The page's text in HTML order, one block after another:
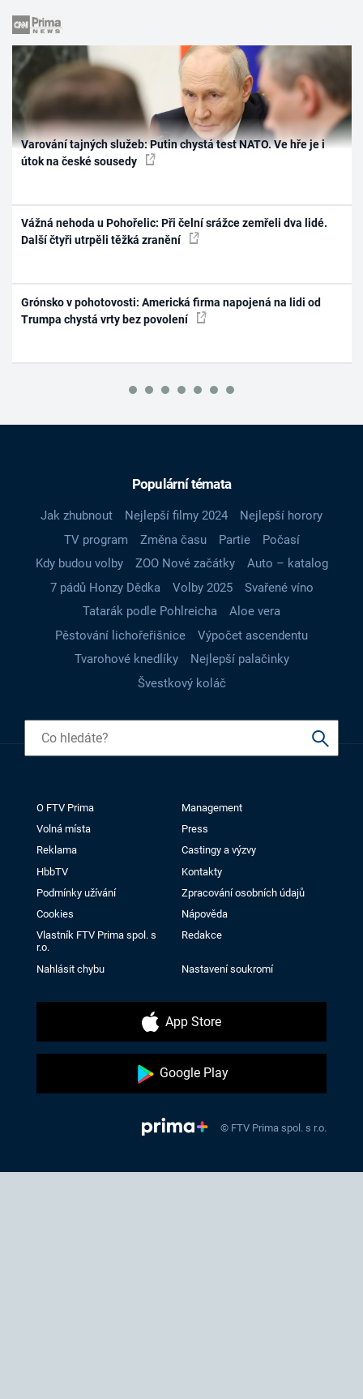
Varování tajných služeb: Putin chystá test NATO. Ve hře je i
útok na české sousedy
Vážná nehoda u Pohořelic: Při čelní srážce zemřeli dva lidé.
Další čtyři utrpěli těžká zranění
Grónsko v pohotovosti: Americká firma napojená na lidi od
Trumpa chystá vrty bez povolení
Populární témata
Jak zhubnout Nejlepší filmy 2024
Nejlepší horory
TV program
Změna času Partie
Počasí
Kdy budou volby
ZOO Nové začátky
Auto – katalog
7 pádů Honzy Dědka
Volby 2025
Svařené víno
Tatarák podle Pohlreicha
Aloe vera
Pěstování lichořeřišnice
Výpočet ascendentu
Tvarohové knedlíky
Nejlepší palačinky
Švestkový koláč
O FTV Prima
Management
Volná místa
Press
Reklama
Castingy a výzvy
HbbTV
Kontakty
Podmínky užívání
Zpracování osobních údajů
Cookies
Nápověda
Vlastník FTV Prima spol. s
r.o.
Redakce
Nahlásit chybu Nastavení soukromí
App Store
Google Play
© FTV Prima spol. s r.o.